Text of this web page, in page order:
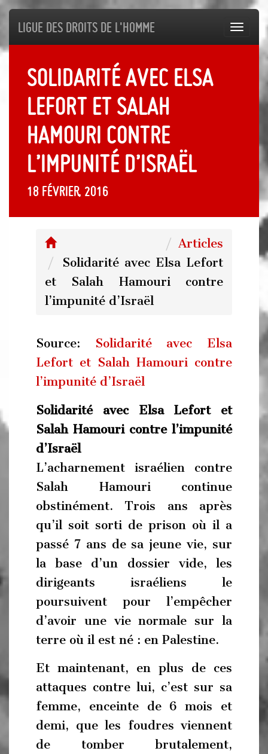
Ligue des droits de l'Homme
Solidarité avec Elsa
Lefort et Salah
Hamouri contre
l’impunité d’Israël
18 février, 2016
Articles
Solidarité avec Elsa Lefort
et Salah Hamouri contre
l’impunité d’Israël
Source: Solidarité avec Elsa
Lefort et Salah Hamouri contre
l’impunité d’Israël
Solidarité avec Elsa Lefort et
Salah Hamouri contre l’impunité
d’Israël
​L’acharnement israélien contre
Salah Hamouri continue
obstinément. Trois ans après
qu’il soit sorti de prison où il a
passé 7 ans de sa jeune vie, sur
la base d’un dossier vide, les
dirigeants israéliens le
poursuivent pour l’empêcher
d’avoir une vie normale sur la
terre où il est né : en Palestine.
Et maintenant, en plus de ces
attaques contre lui, c’est sur sa
femme, enceinte de 6 mois et
demi, que les foudres viennent
de tomber brutalement,